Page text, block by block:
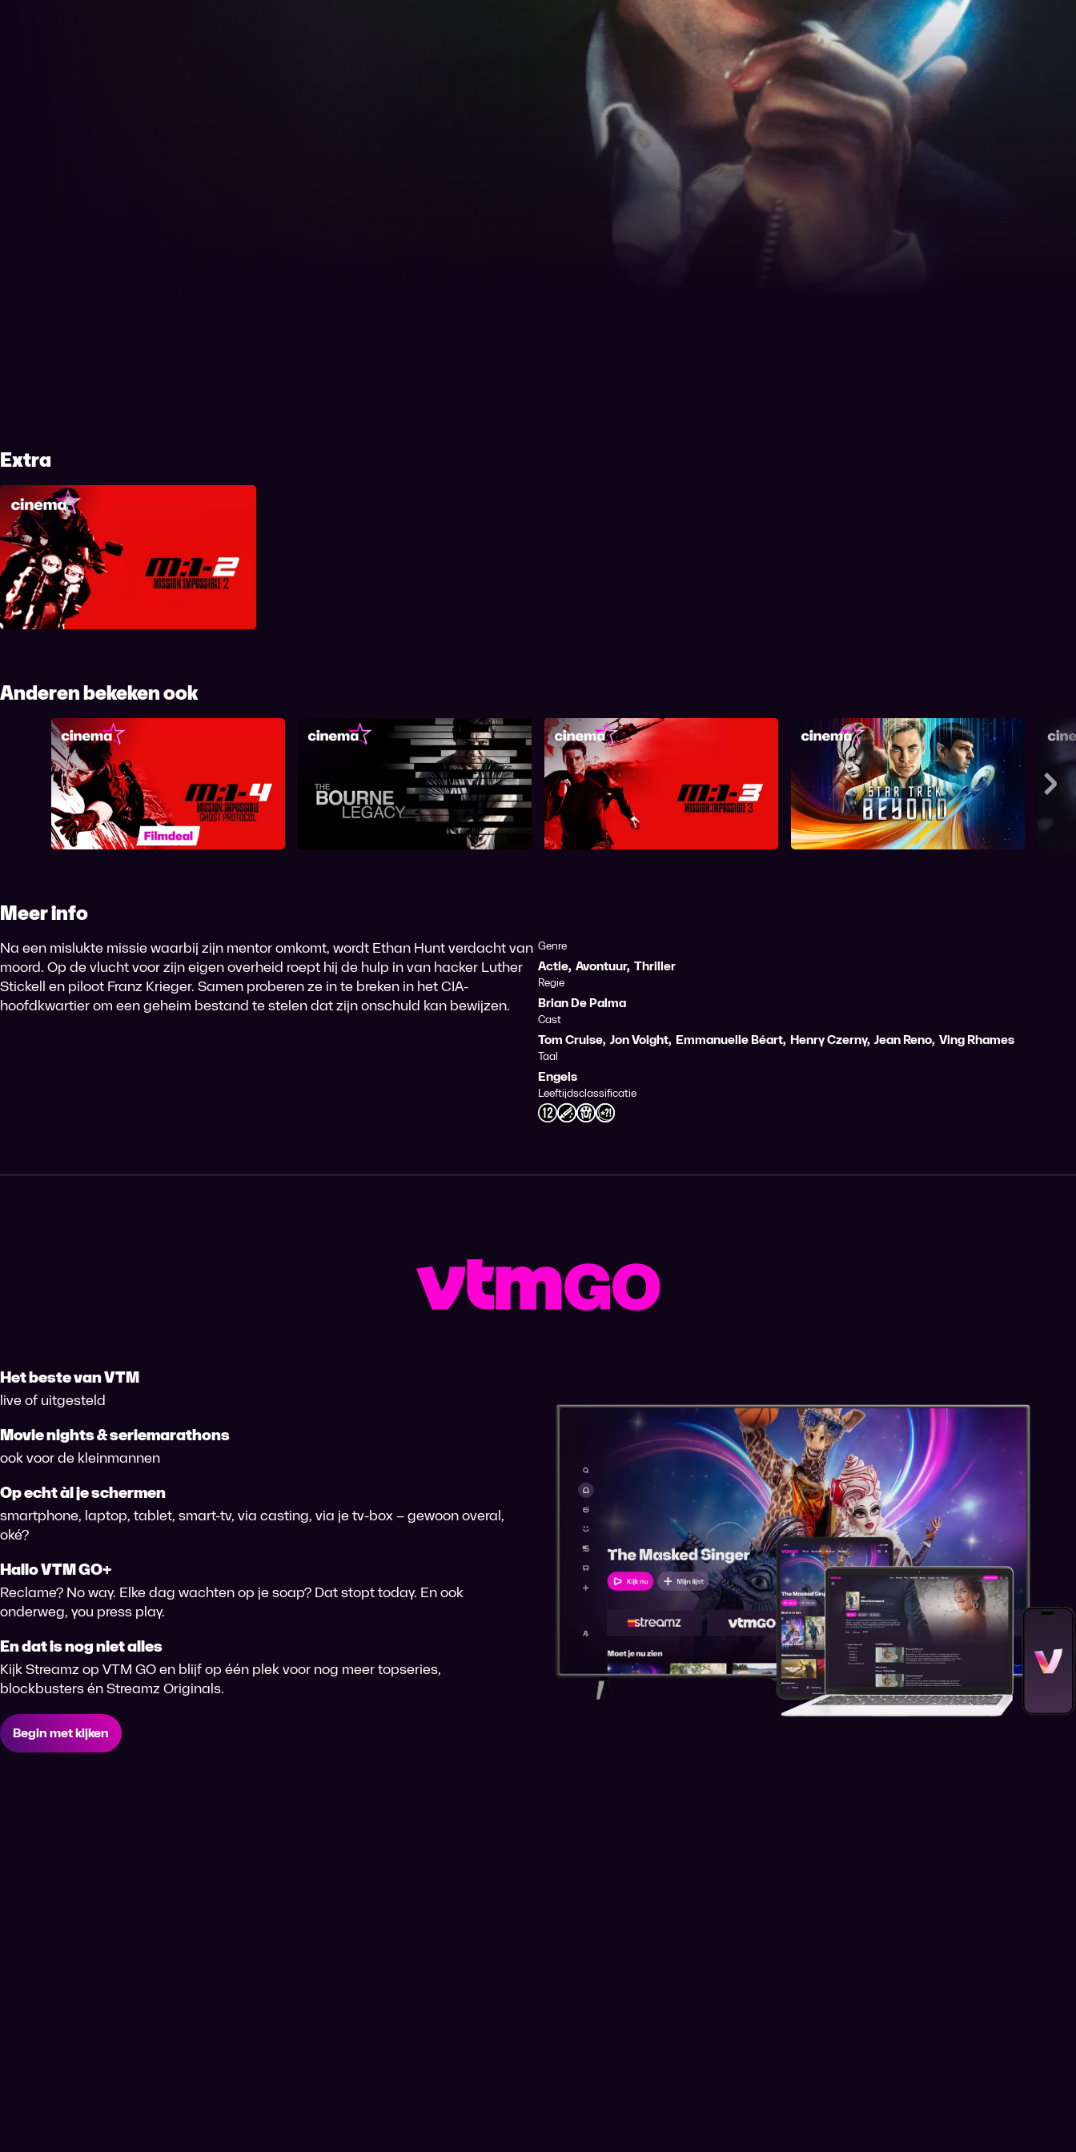
Extra
Mission: Impossible II
Anderen bekeken ook
Mission: Impossible - Ghost
Protocol
The Bourne Legacy Mission: Impossible III Star Trek Beyond
Meer info
Na een mislukte missie waarbij zijn mentor omkomt, wordt Ethan Hunt verdacht van
moord. Op de vlucht voor zijn eigen overheid roept hij de hulp in van hacker Luther
Stickell en piloot Franz Krieger. Samen proberen ze in te breken in het CIA-
hoofdkwartier om een geheim bestand te stelen dat zijn onschuld kan bewijzen.
Genre
Actie, Avontuur, Thriller
Regie
Brian De Palma
Cast
Tom Cruise, Jon Voight, Emmanuelle Béart, Henry Czerny, Jean Reno, Ving Rhames
Taal
Engels
Leeftijdsclassificatie
Het beste van VTM
live of uitgesteld
Movie nights & seriemarathons
ook voor de kleinmannen
Op echt àl je schermen
smartphone, laptop, tablet, smart-tv, via casting, via je tv-box – gewoon overal,
oké?
Hallo VTM GO+
Reclame? No way. Elke dag wachten op je soap? Dat stopt today. En ook
onderweg, you press play.
En dat is nog niet alles
Kijk Streamz op VTM GO en blijf op één plek voor nog meer topseries,
blockbusters én Streamz Originals.
Begin met kijken